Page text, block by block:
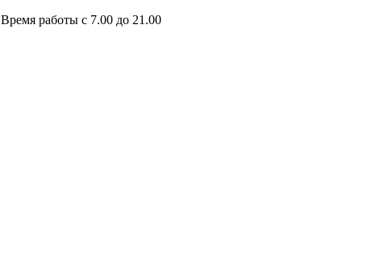
Время работы с 7.00 до 21.00